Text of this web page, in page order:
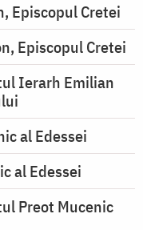
Episcopul Cretei
Episcopul Cretei
Ierarh Emilian
al Edessei
al Edessei
Preot Mucenic